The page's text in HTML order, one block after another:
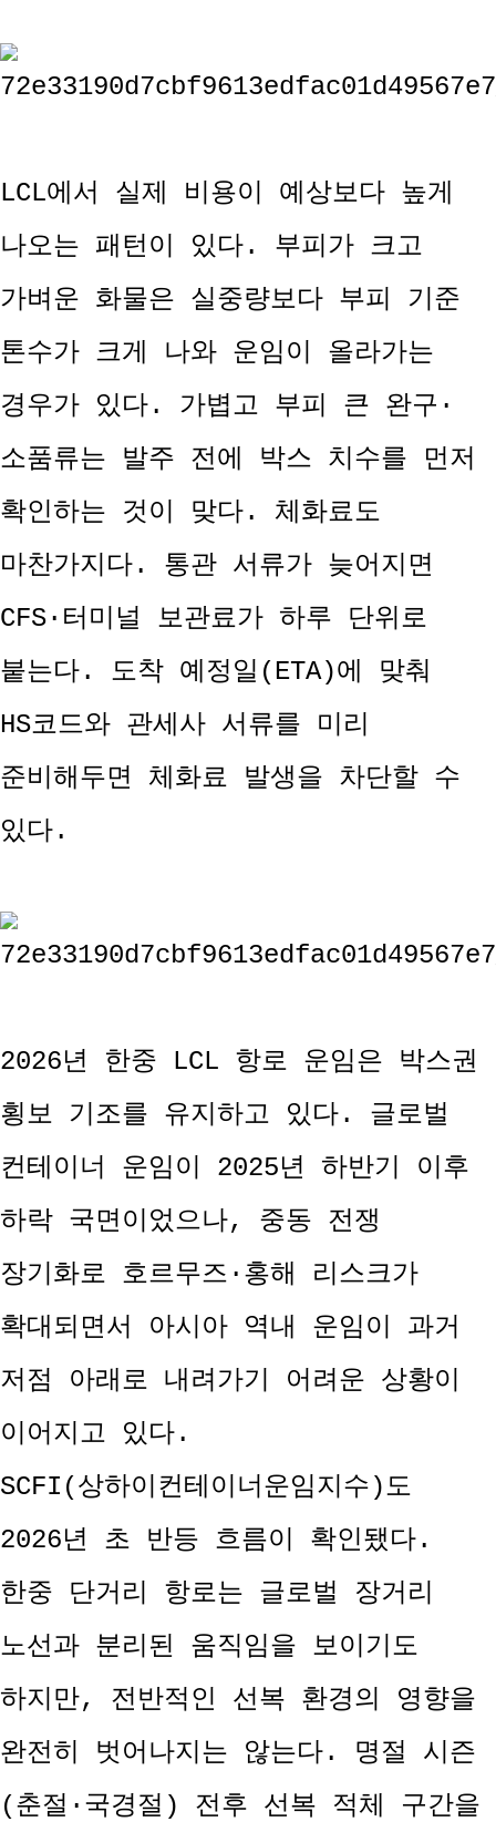
LCL에서 실제 비용이 예상보다 높게
나오는 패턴이 있다. 부피가 크고
가벼운 화물은 실중량보다 부피 기준
톤수가 크게 나와 운임이 올라가는
경우가 있다. 가볍고 부피 큰 완구·
소품류는 발주 전에 박스 치수를 먼저
확인하는 것이 맞다. 체화료도
마찬가지다. 통관 서류가 늦어지면
CFS·터미널 보관료가 하루 단위로
붙는다. 도착 예정일(ETA)에 맞춰
HS코드와 관세사 서류를 미리
준비해두면 체화료 발생을 차단할 수
있다.
2026년 한중 LCL 항로 운임은 박스권
횡보 기조를 유지하고 있다. 글로벌
컨테이너 운임이 2025년 하반기 이후
하락 국면이었으나, 중동 전쟁
장기화로 호르무즈·홍해 리스크가
확대되면서 아시아 역내 운임이 과거
저점 아래로 내려가기 어려운 상황이
이어지고 있다.
SCFI(상하이컨테이너운임지수)도
2026년 초 반등 흐름이 확인됐다.
한중 단거리 항로는 글로벌 장거리
노선과 분리된 움직임을 보이기도
하지만, 전반적인 선복 환경의 영향을
완전히 벗어나지는 않는다. 명절 시즌
(춘절·국경절) 전후 선복 적체 구간을